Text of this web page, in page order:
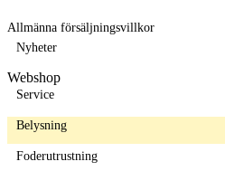
Allmänna försäljningsvillkor
Nyheter
Webshop
Service
Belysning
Foderutrustning